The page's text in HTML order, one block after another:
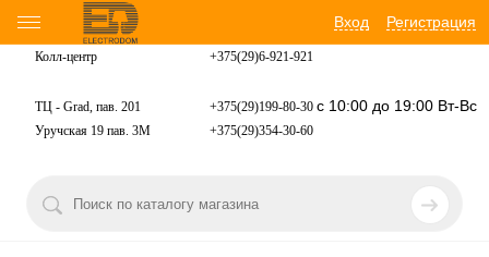
Вход Регистрация
Колл-центр +375(29)6-921-921
ТЦ - Grad, пав. 201 +375(29)199-80-30 с 10:00 до 19:00 Вт-Вс
Уручская 19 пав. 3М +375(29)354-30-60